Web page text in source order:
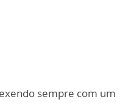
sempre com um